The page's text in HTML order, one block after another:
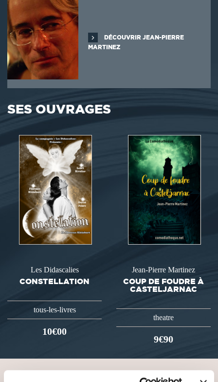
DÉCOUVRIR JEAN-PIERRE
MARTINEZ
SES OUVRAGES
Les Didascalies
CONSTELLATION
tous-les-livres
10€00
Jean-Pierre Martinez
COUP DE FOUDRE À
CASTELJARNAC
theatre
9€90